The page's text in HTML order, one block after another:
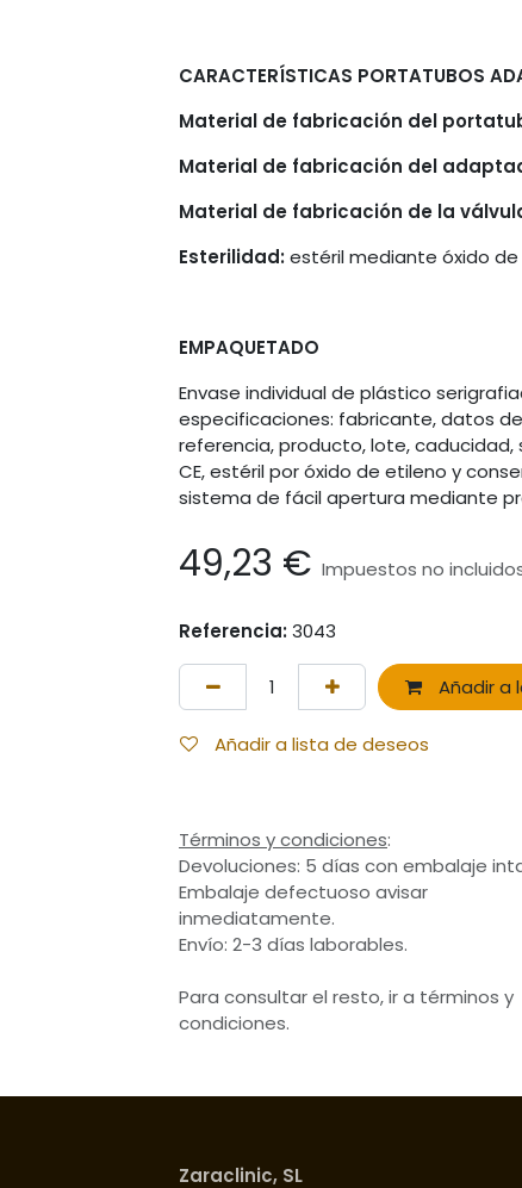
CARACTERÍSTICAS PORTATUBOS
Material de fabricación del
Material de fabricación del
Material de fabricación de la
Esterilidad:estéril mediante óxido
EMPAQUETADO
Envase individual de plástico
especificaciones: fabricante, datos
referencia, producto, lote,
CE, estéril por óxido de etileno y
sistema de fácil apertura mediante
49,23 € Impuestos no
Referencia:3043
Añadir a
Añadir a lista de deseos
Términos y condiciones:
Devoluciones: 5 días con embalaje
Embalaje defectuoso avisar
inmediatamente.
Envío: 2-3 días laborables.
Para consultar el resto, ir a términos y
condiciones.
Zaraclinic, SL